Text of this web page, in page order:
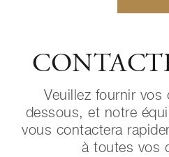
Veuillez fournir
dessous, et notre
vous contactera
à toutes vos